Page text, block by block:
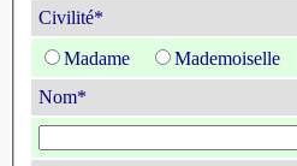
Civilité*
Madame
Mademoiselle
Nom*